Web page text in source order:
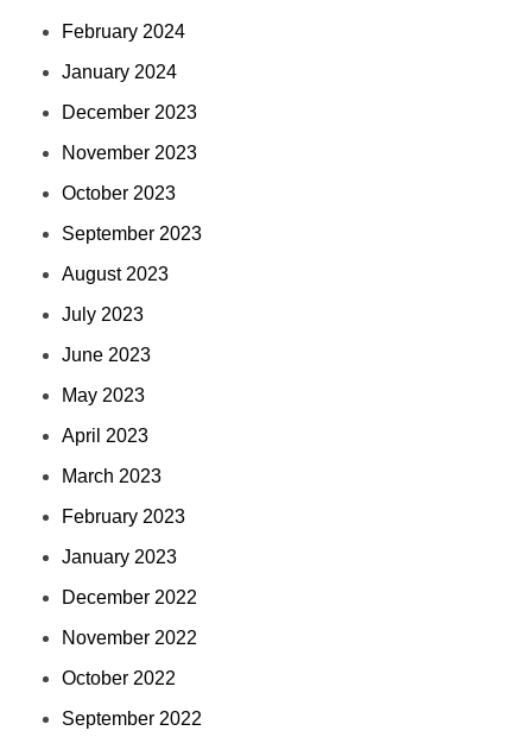
February 2024
January 2024
December 2023
November 2023
October 2023
September 2023
August 2023
July 2023
June 2023
May 2023
April 2023
March 2023
February 2023
January 2023
December 2022
November 2022
October 2022
September 2022